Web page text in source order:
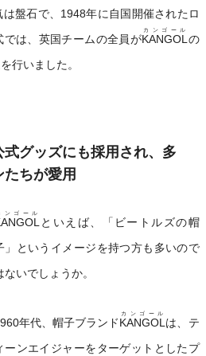
盤石で、1948年に自国開催されたロ
では、英国チームの全員がKANGOL
カンゴール
の
行いました。
グッズにも採用され、多
たちが愛用
ンゴール
といえば、「ビートルズの帽
」というイメージを持つ方も多いので
ないでしょうか。
年代、帽子ブランドKANGOL
カンゴール
は、テ
ーンエイジャーをターゲットとしたプ